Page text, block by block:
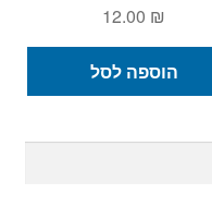
12.00 ₪
הוספה לסל